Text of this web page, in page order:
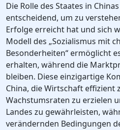
Die Rolle des Staates in
entscheidend, um zu
Erfolge erreicht hat und sich
Modell des „Sozialismus mit
Besonderheiten“ ermöglicht
erhalten, während die
bleiben. Diese einzigartige
China, die Wirtschaft effizient
Wachstumsraten zu erzielen
Landes zu gewährleisten,
verändernden Bedingungen